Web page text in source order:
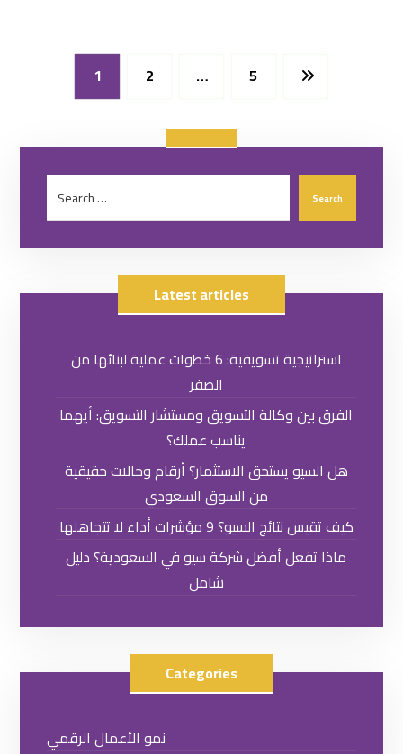
1 2 … 5
Latest articles
استراتيجية تسويقية: 6 خطوات عملية لبنائها من
الصفر
الفرق بين وكالة التسويق ومستشار التسويق: أيهما
يناسب عملك؟
هل السيو يستحق الاستثمار؟ أرقام وحالات حقيقية
من السوق السعودي
كيف تقيس نتائج السيو؟ 9 مؤشرات أداء لا تتجاهلها
ماذا تفعل أفضل شركة سيو في السعودية؟ دليل
شامل
Categories
نمو الأعمال الرقمي